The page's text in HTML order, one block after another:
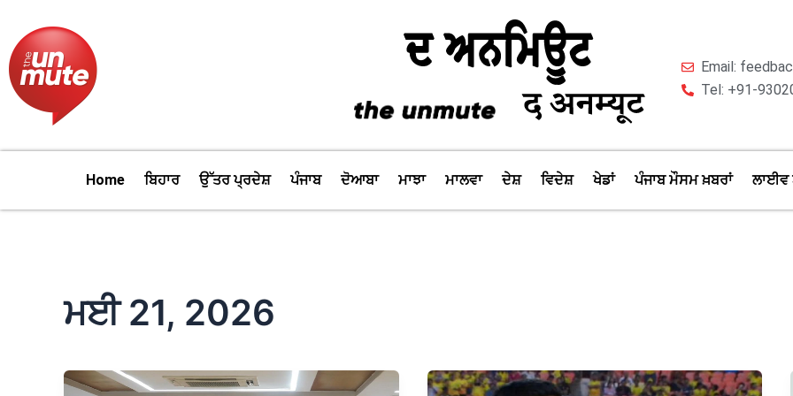
content
Email:
Tel: +91-
Home ਬਿਹਾਰ ਉੱਤਰ ਪ੍ਰਦੇਸ਼ ਪੰਜਾਬ ਦੋਆਬਾ ਮਾਝਾ ਮਾਲਵਾ ਦੇਸ਼ ਵਿਦੇਸ਼ ਖੇਡਾਂ ਪੰਜਾਬ ਮੌਸਮ ਖ਼ਬਰਾਂ ਲਾਈਵ
ਮਈ 21, 2026